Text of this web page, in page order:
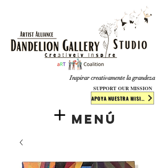
​​​Inspirar creativamente la grandeza
Menú
SUPPORT OUR MISSION